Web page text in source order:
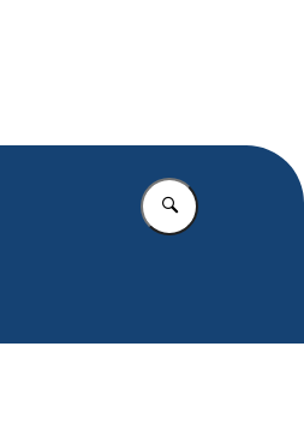
Vul in wat u